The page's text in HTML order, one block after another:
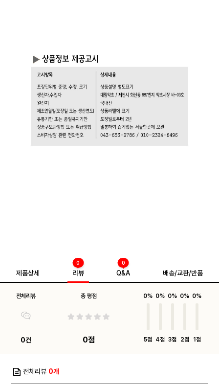
제품상세 리뷰
0
Q&A
0
배송/교환/반품
전체리뷰
0건
총 평점
0점
0%
5점
0%
4점
0%
3점
0%
2점
0%
1점
전체리뷰 0개